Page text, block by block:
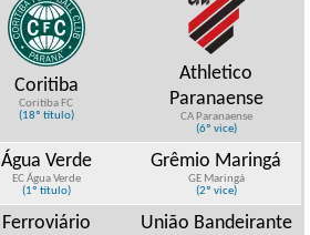
Coritiba
Coritiba FC
(18º título)
Athletico
Paranaense
CA Paranaense
(6º vice)
Água Verde
EC Água Verde
(1º título)
Grêmio Maringá
GE Maringá
(2º vice)
Ferroviário União Bandeirante